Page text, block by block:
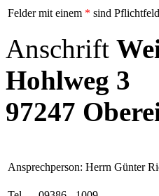
Felder mit einem * sind
Anschrift
Hohlweg 3
97247
Ansprechperson: Herrn Günter